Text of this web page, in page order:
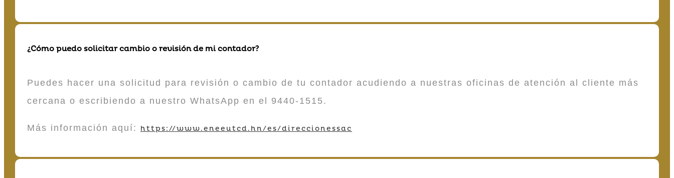
¿Cómo puedo solicitar cambio o revisión de mi contador?
Puedes hacer una solicitud para revisión o cambio de tu contador acudiendo a nuestras oficinas de atención al cliente más
cercana o escribiendo a nuestro WhatsApp en el 9440-1515.
Más información aquí: https://www.eneeutcd.hn/es/direccionessac